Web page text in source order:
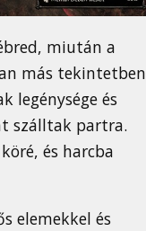
miután a
más tekintetben
legénysége és
szálltak partra.
és harcba
elemekkel és